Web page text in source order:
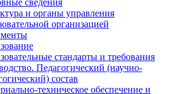
и органы управления
организацией
стандарты и требования
Педагогический (научно-
состав
техническое обеспечение и